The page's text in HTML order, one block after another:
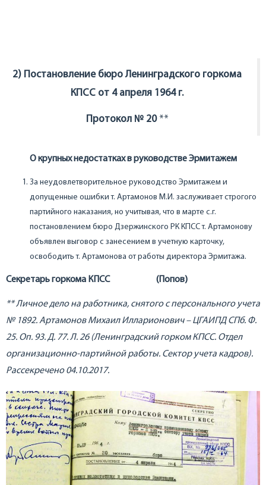
2) Постановление бюро Ленинградского горкома
КПСС от 4 апреля 1964 г.
Протокол № 20 **
О крупных недостатках в руководстве Эрмитажем
За неудовлетворительное руководство Эрмитажем и
допущенные ошибки т. Артамонов М.И. заслуживает строгого
партийного наказания, но учитывая, что в марте с.г.
постановлением бюро Дзержинского РК КПСС т. Артамонову
объявлен выговор с занесением в учетную карточку,
освободить т. Артамонова от работы директора Эрмитажа.
Секретарь горкома КПСС (Попов)
** Личное дело на работника, снятого с персонального учета
№ 1892. Артамонов Михаил Илларионович – ЦГАИПД СПб. Ф.
25. Оп. 93. Д. 77. Л. 26 (Ленинградский горком КПСС. Отдел
организационно-партийной работы. Сектор учета кадров).
Рассекречено 04.10.2017.